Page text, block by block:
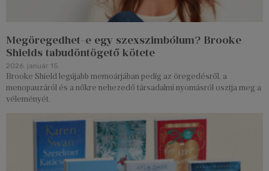
Megöregedhet-e egy szexszimbólum? Brooke
Shields tabudöntögető kötete
2026. január 15.
Brooke Shield legújabb memoárjában pedig az öregedésről, a
menopauzáról és a nőkre nehezedő társadalmi nyomásról osztja meg a
véleményét.